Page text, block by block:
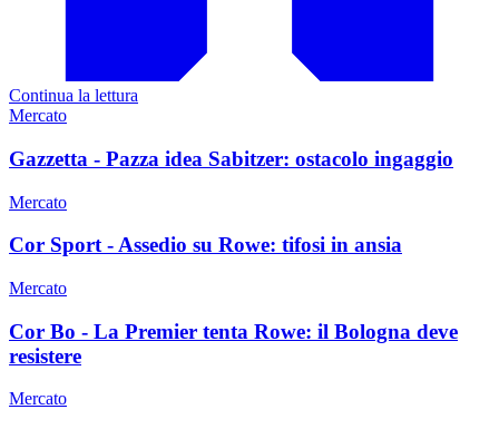
Continua la lettura
Mercato
Gazzetta - Pazza idea Sabitzer: ostacolo ingaggio
Mercato
Cor Sport - Assedio su Rowe: tifosi in ansia
Mercato
Cor Bo - La Premier tenta Rowe: il Bologna deve
resistere
Mercato